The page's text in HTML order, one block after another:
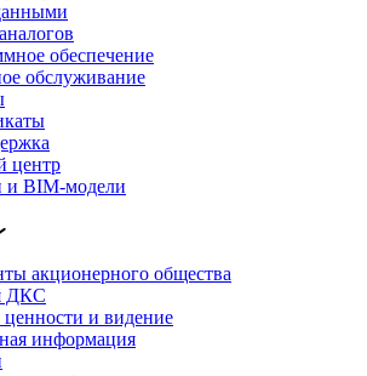
обеспечение
обслуживание
центр
и BIM-модели
акционерного общества
ДКС
и видение
информация